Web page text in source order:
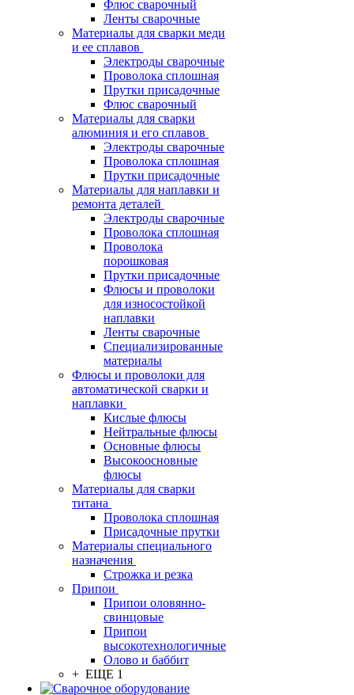
Флюс сварочный
Ленты сварочные
Материалы для сварки меди
и ее сплавов
Электроды сварочные
Проволока сплошная
Прутки присадочные
Флюс сварочный
Материалы для сварки
алюминия и его сплавов
Электроды сварочные
Проволока сплошная
Прутки присадочные
Материалы для наплавки и
ремонта деталей
Электроды сварочные
Проволока сплошная
Проволока
порошковая
Прутки присадочные
Флюсы и проволоки
для износостойкой
наплавки
Ленты сварочные
Специализированные
материалы
Флюсы и проволоки для
автоматической сварки и
наплавки
Кислые флюсы
Нейтральные флюсы
Основные флюсы
Высокоосновные
флюсы
Материалы для сварки
титана
Проволока сплошная
Присадочные прутки
Материалы специального
назначения
Строжка и резка
Припои
Припои оловянно-
свинцовые
Припои
высокотехнологичные
Олово и баббит
+ ЕЩЕ 1